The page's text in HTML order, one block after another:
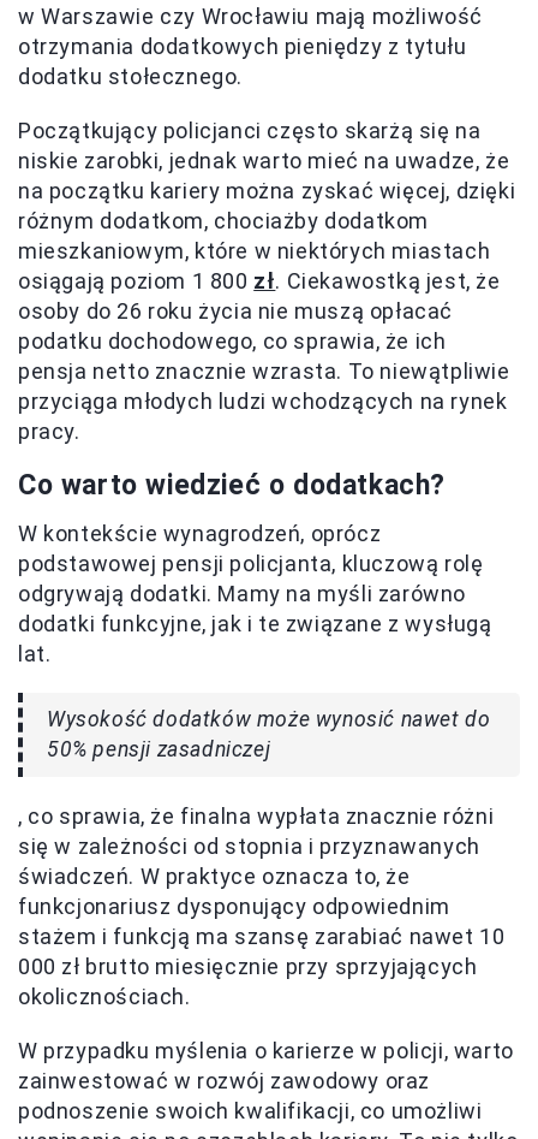
w Warszawie czy Wrocławiu mają możliwość
otrzymania dodatkowych pieniędzy z tytułu
dodatku stołecznego.
Początkujący policjanci często skarżą się na
niskie zarobki, jednak warto mieć na uwadze, że
na początku kariery można zyskać więcej, dzięki
różnym dodatkom, chociażby dodatkom
mieszkaniowym, które w niektórych miastach
osiągają poziom 1 800 zł. Ciekawostką jest, że
osoby do 26 roku życia nie muszą opłacać
podatku dochodowego, co sprawia, że ich
pensja netto znacznie wzrasta. To niewątpliwie
przyciąga młodych ludzi wchodzących na rynek
pracy.
Co warto wiedzieć o dodatkach?
W kontekście wynagrodzeń, oprócz
podstawowej pensji policjanta, kluczową rolę
odgrywają dodatki. Mamy na myśli zarówno
dodatki funkcyjne, jak i te związane z wysługą
lat.
Wysokość dodatków może wynosić nawet do
50% pensji zasadniczej
, co sprawia, że finalna wypłata znacznie różni
się w zależności od stopnia i przyznawanych
świadczeń. W praktyce oznacza to, że
funkcjonariusz dysponujący odpowiednim
stażem i funkcją ma szansę zarabiać nawet 10
000 zł brutto miesięcznie przy sprzyjających
okolicznościach.
W przypadku myślenia o karierze w policji, warto
zainwestować w rozwój zawodowy oraz
podnoszenie swoich kwalifikacji, co umożliwi